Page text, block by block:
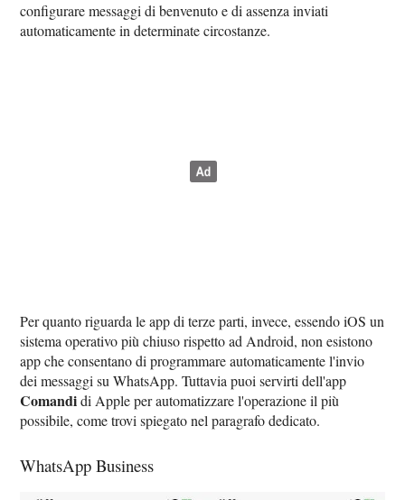
configurare messaggi di benvenuto e di assenza inviati
automaticamente in determinate circostanze.
Per quanto riguarda le app di terze parti, invece, essendo iOS un
sistema operativo più chiuso rispetto ad Android, non esistono
app che consentano di programmare automaticamente l'invio
dei messaggi su WhatsApp. Tuttavia puoi servirti dell'app
Comandidi Apple per automatizzare l'operazione il più
possibile, come trovi spiegato nel paragrafo dedicato.
WhatsApp Business